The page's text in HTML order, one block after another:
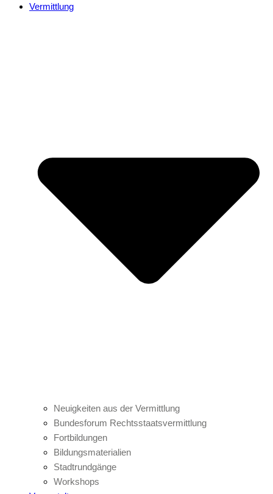
Vermittlung
Neuigkeiten aus der Vermittlung
Bundesforum Rechtsstaatsvermittlung
Fortbildungen
Bildungsmaterialien
Stadtrundgänge
Workshops